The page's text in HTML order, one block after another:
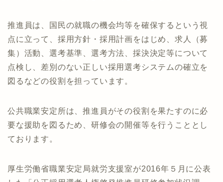
推進員は、国民の就職の機会均等を確保するという視
点に立って、採用方針・採用計画をはじめ、求人（募
集）活動、選考基準、選考方法、採決決定等について
点検し、差別のない正しい採用選考システムの確立を
図るなどの役割を担っています。
公共職業安定所は、推進員がその役割を果たすのに必
要な援助を図るため、研修会の開催等を行うこととし
ております。
厚生労働省職業安定局就労支援室が2016年５月に公表